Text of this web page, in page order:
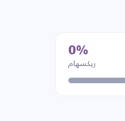
0%
ريكسهام